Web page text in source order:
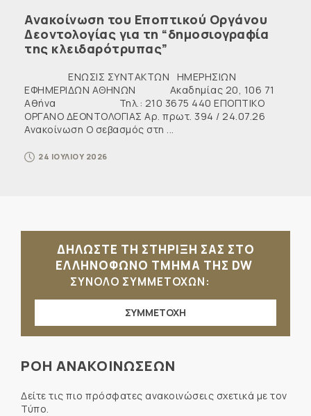
Ανακοίνωση του Εποπτικού Οργάνου
Δεοντολογίας για τη “δημοσιογραφία
της κλειδαρότρυπας”
ΕΝΩΣΙΣ ΣΥΝΤΑΚΤΩΝ ΗΜΕΡΗΣΙΩΝ
ΕΦΗΜΕΡΙΔΩΝ ΑΘΗΝΩΝ Ακαδημίας 20, 106 71
Αθήνα Τηλ.: 210 3675 440 ΕΠΟΠΤΙΚΟ
ΟΡΓΑΝΟ ΔΕΟΝΤΟΛΟΓΙΑΣ Αρ. πρωτ. 394 / 24.07.26
Ανακοίνωση Ο σεβασμός στη ...
24 ΙΟΥΛΙΟΥ 2026
ΔΗΛΩΣΤΕ ΤΗ ΣΤΗΡΙΞΗ ΣΑΣ ΣΤΟ
ΕΛΛΗΝΟΦΩΝΟ ΤΜΗΜΑ ΤΗΣ DW
ΣΥΝΟΛΟ ΣΥΜΜΕΤΟΧΩΝ:
ΣΥΜΜΕΤΟΧΗ
ΡΟΗ ΑΝΑΚΟΙΝΩΣΕΩΝ
Δείτε τις πιο πρόσφατες ανακοινώσεις σχετικά με τον
Τύπο.